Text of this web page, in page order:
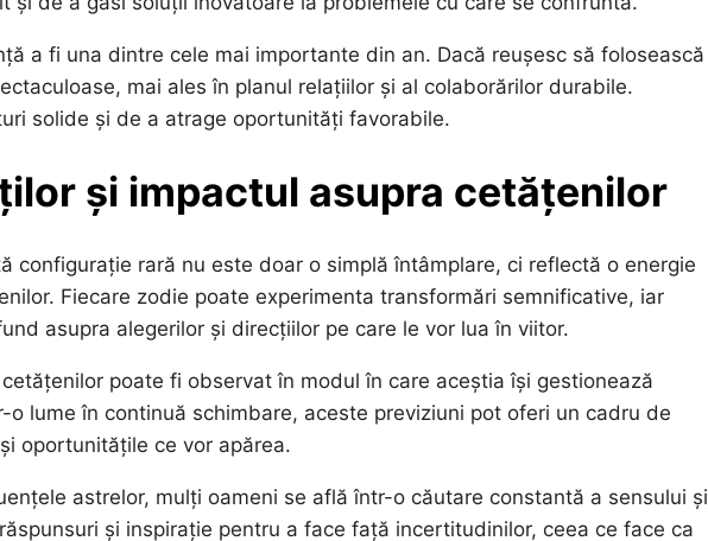
a fi una dintre cele mai importante din an. Dacă reușesc să folosească
mai ales în planul relațiilor și al colaborărilor durabile.
solide și de a atrage oportunități favorabile.
și impactul asupra cetățenilor
configurație rară nu este doar o simplă întâmplare, ci reflectă o energie
Fiecare zodie poate experimenta transformări semnificative, iar
asupra alegerilor și direcțiilor pe care le vor lua în viitor.
poate fi observat în modul în care aceștia își gestionează
lume în continuă schimbare, aceste previziuni pot oferi un cadru de
oportunitățile ce vor apărea.
astrelor, mulți oameni se află într-o căutare constantă a sensului și
și inspirație pentru a face față incertitudinilor, ceea ce face ca